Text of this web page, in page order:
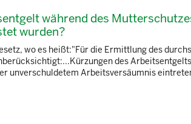
während des
wurden?
wo es heißt:"Für die Ermittlung des
des
unverschuldetem Arbeitsversäumnis